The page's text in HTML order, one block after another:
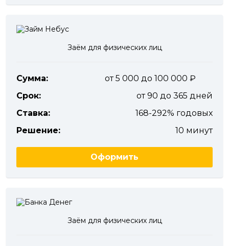
Заём для физических лиц
Сумма:
от 5 000 до 100 000
Срок:
от 90 до 365 дней
Ставка:
168-292% годовых
Решение:
10 минут
Оформить
Заём для физических лиц